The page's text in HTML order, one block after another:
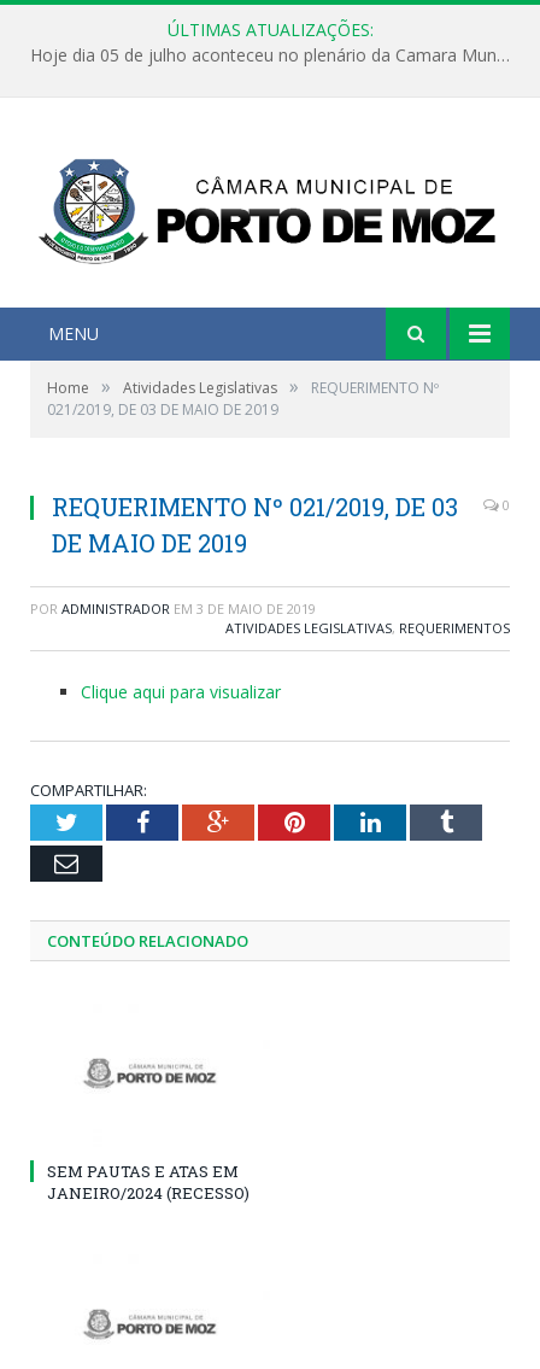
ÚLTIMAS ATUALIZAÇÕES:
Hoje dia 05 de julho aconteceu no plenário da Camara Municipal de Porto de Moz a Sessão Solene de Abertura dos Trabalhos Legislativos 2º Período da 23ª Legislatura
MENU
Home » Atividades Legislativas »
REQUERIMENTO Nº
021/2019, DE 03 DE MAIO DE 2019
REQUERIMENTO Nº 021/2019, DE 03
DE MAIO DE 2019
0
POR ADMINISTRADOR EM 3 DE MAIO DE 2019
ATIVIDADES LEGISLATIVAS, REQUERIMENTOS
Clique aqui para visualizar
COMPARTILHAR:
TwitterFacebookGoogle+PinterestLinkedInTumblr
Email
CONTEÚDO RELACIONADO
SEM PAUTAS E ATAS EM
JANEIRO/2024 (RECESSO)